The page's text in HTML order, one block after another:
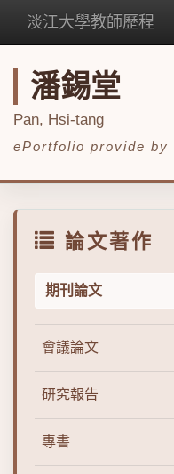
淡江大學教師歷程
潘錫堂
Pan, Hsi-tang
ePortfolio provide by
論文著作
期刊論文
會議論文
研究報告
專書